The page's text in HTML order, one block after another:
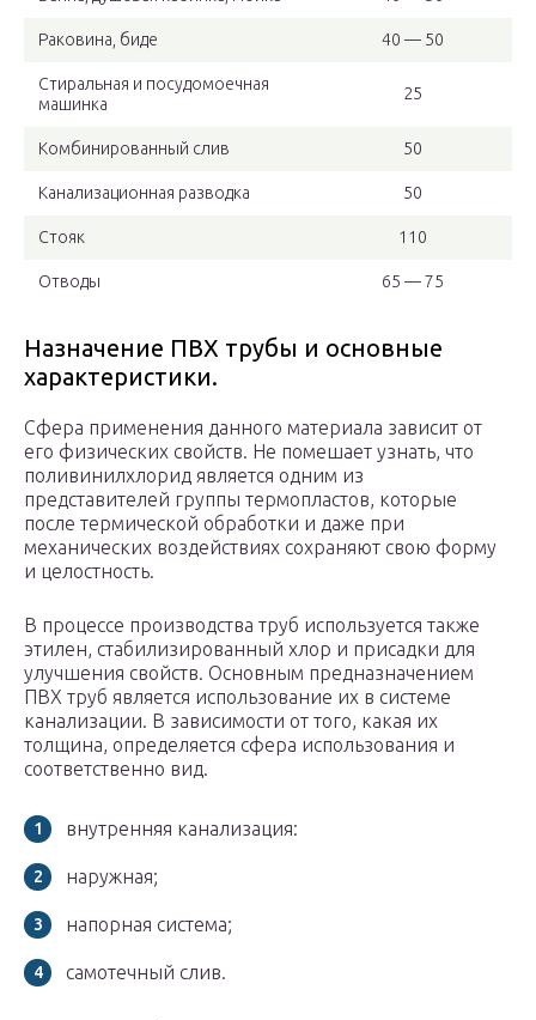
Раковина, биде 40 — 50
Стиральная и посудомоечная
машинка
25
Комбинированный слив 50
Канализационная разводка 50
Стояк 110
Отводы 65 — 75
Назначение ПВХ трубы и основные
характеристики.
Сфера применения данного материала зависит от
его физических свойств. Не помешает узнать, что
поливинилхлорид является одним из
представителей группы термопластов, которые
после термической обработки и даже при
механических воздействиях сохраняют свою форму
и целостность.
В процессе производства труб используется также
этилен, стабилизированный хлор и присадки для
улучшения свойств. Основным предназначением
ПВХ труб является использование их в системе
канализации. В зависимости от того, какая их
толщина, определяется сфера использования и
соответственно вид.
внутренняя канализация:
наружная;
напорная система;
самотечный слив.